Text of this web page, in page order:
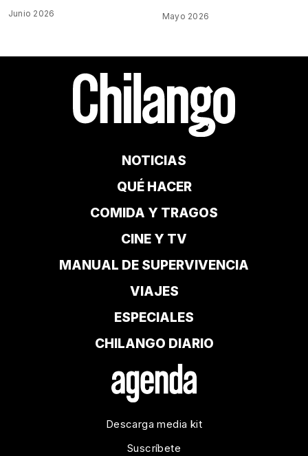
Junio 2026 Mayo 2026
NOTICIAS
QUÉ HACER
COMIDA Y TRAGOS
CINE Y TV
MANUAL DE SUPERVIVENCIA
VIAJES
ESPECIALES
CHILANGO DIARIO
Descarga media kit
Suscríbete